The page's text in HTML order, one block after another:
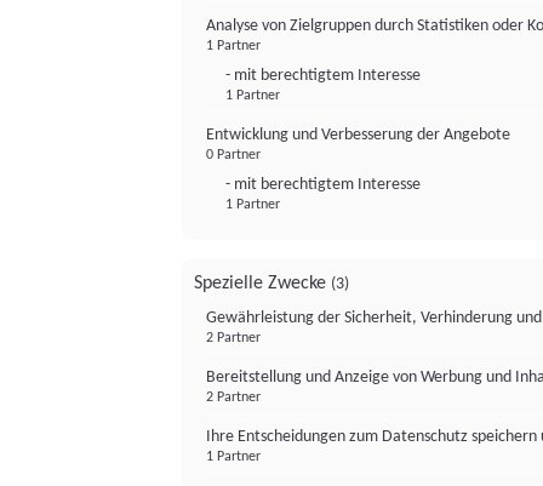
Analyse von Zielgruppen durch Statistiken oder
1 Partner
- mit berechtigtem Interesse
1 Partner
Entwicklung und Verbesserung der Angebote
0 Partner
- mit berechtigtem Interesse
1 Partner
Spezielle Zwecke (3)
Gewährleistung der Sicherheit, Verhinderung
2 Partner
Bereitstellung und Anzeige von Werbung und
2 Partner
Ihre Entscheidungen zum Datenschutz
1 Partner